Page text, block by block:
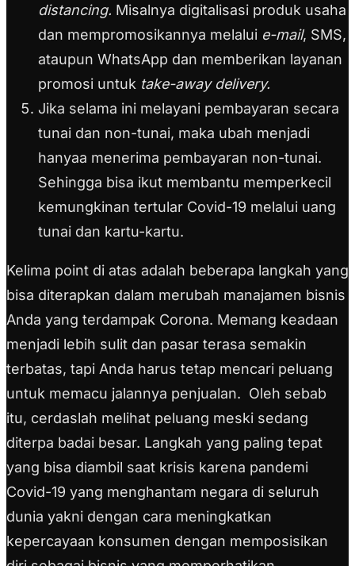
distancing. Misalnya digitalisasi produk usaha
dan mempromosikannya melalui e-mail, SMS,
ataupun WhatsApp dan memberikan layanan
promosi untuk take-away delivery.
Jika selama ini melayani pembayaran secara
tunai dan non-tunai, maka ubah menjadi
hanyaa menerima pembayaran non-tunai.
Sehingga bisa ikut membantu memperkecil
kemungkinan tertular Covid-19 melalui uang
tunai dan kartu-kartu.
Kelima point di atas adalah beberapa langkah yang
bisa diterapkan dalam merubah manajamen bisnis
Anda yang terdampak Corona. Memang keadaan
menjadi lebih sulit dan pasar terasa semakin
terbatas, tapi Anda harus tetap mencari peluang
untuk memacu jalannya penjualan. Oleh sebab
itu, cerdaslah melihat peluang meski sedang
diterpa badai besar. Langkah yang paling tepat
yang bisa diambil saat krisis karena pandemi
Covid-19 yang menghantam negara di seluruh
dunia yakni dengan cara meningkatkan
kepercayaan konsumen dengan memposisikan